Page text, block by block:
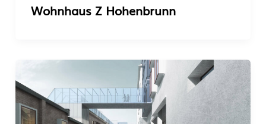
Wohnhaus Z Hohenbrunn